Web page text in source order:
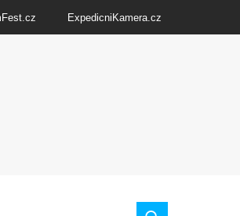
ExpedicniKamera.cz